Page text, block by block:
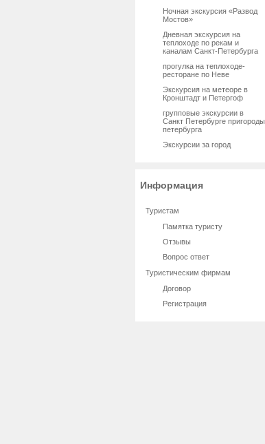
Ночная экскурсия «Развод
Мостов»
Дневная экскурсия на
теплоходе по рекам и
каналам Санкт-Петербурга
прогулка на теплоходе-
ресторане по Неве
Экскурсия на метеоре в
Кронштадт и Петергоф
групповые экскурсии в
Санкт Петербурге пригороды
петербурга
Экскурсии за город
Информация
Туристам
Памятка туристу
Отзывы
Вопрос ответ
Туристическим фирмам
Договор
Регистрация